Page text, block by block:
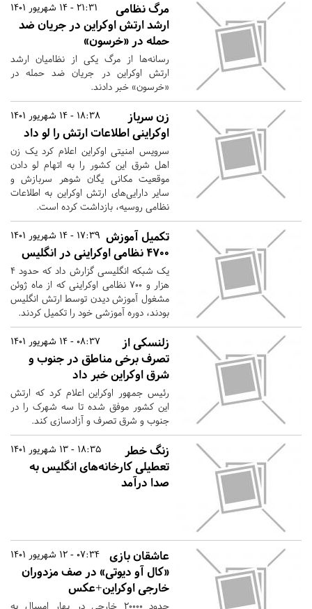
21:31 - 14 شهریور 1401
مرگ نظامی
ارشد ارتش اوکراین در جریان ضد
حمله در «خرسون»
رسانه‌ها از مرگ یکی از نظامیان ارشد
ارتش اوکراین در جریان ضد حمله در
«خرسون» خبر دادند.
18:38 - 14 شهریور 1401
زن سرباز
اوکراینی اطلاعات ارتش را لو داد
سرویس امنیتی اوکراین اعلام کرد یک زن
اهل شرق این کشور را به اتهام لو دادن
موقعیت مکانی یگان شوهر سربازش و
سایر دارایی‌های ارتش اوکراین به اطلاعات
نظامی روسیه، بازداشت کرده است.
17:39 - 14 شهریور 1401 تکمیل آموزش
۴۷۰۰ نظامی اوکراینی در انگلیس
یک شبکه انگلیسی گزارش داد که حدود ۴
هزار و ۷۰۰ نظامی اوکراینی که از ماه ژوئن
مشغول آموزش دیدن توسط ارتش انگلیس
بودند، دوره آموزشی خود را تکمیل کردند.
08:37 - 14 شهریور 1401
زلنسکی از
تصرف برخی مناطق در جنوب و
شرق اوکراین خبر داد
رئیس جمهور اوکراین اعلام کرد که ارتش
این کشور موفق شده تا سه شهرک را در
جنوب و شرق تصرف و آزادسازی کند.
18:35 - 13 شهریور 1401
زنگ خطر
تعطیلی کارخانه‌های انگلیس به
صدا درآمد
07:34 - 12 شهریور 1401
عاشقان بازی
«کال آو دیوتی» در صف مزدوران
خارجی اوکراین+عکس
حدود ۲۰۰۰۰ خارجی در بهار امسال به